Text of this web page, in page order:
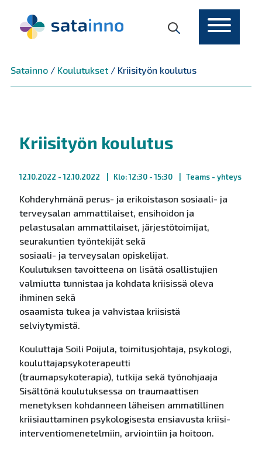
Satainno/ Koulutukset/ Kriisityön koulutus
Kriisityön koulutus
12.10.2022 - 12.10.2022 Klo: 12:30 - 15:30 Teams - yhteys
Kohderyhmänä perus- ja erikoistason sosiaali- ja
terveysalan ammattilaiset, ensihoidon ja
pelastusalan ammattilaiset, järjestötoimijat,
seurakuntien työntekijät sekä
sosiaali- ja terveysalan opiskelijat.
Koulutuksen tavoitteena on lisätä osallistujien
valmiutta tunnistaa ja kohdata kriisissä oleva
ihminen sekä
osaamista tukea ja vahvistaa kriisistä
selviytymistä.
Kouluttaja Soili Poijula, toimitusjohtaja, psykologi,
kouluttajapsykoterapeutti
(traumapsykoterapia), tutkija sekä työnohjaaja
Sisältönä koulutuksessa on traumaattisen
menetyksen kohdanneen läheisen ammatillinen
kriisiauttaminen psykologisesta ensiavusta kriisi-
interventiomenetelmiin, arviointiin ja hoitoon.